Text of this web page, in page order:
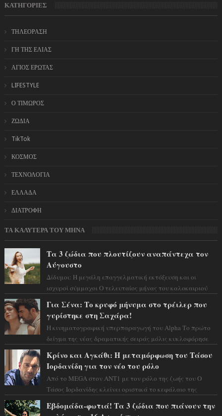
ΚΑΤΗΓΟΡΙΕΣ
ΤΗΛΕΟΡΑΣΗ
ΓΗ ΤΗΣ ΕΛΙΑΣ
ΑΓΙΟΣ ΕΡΩΤΑΣ
LIFESTYLE
Ο ΤΙΜΩΡΟΣ
ΖΩΔΙΑ
TikTok
ΚΟΣΜΟΣ
ΤΕΧΝΟΛΟΓΙΑ
ΕΛΛΑΔΑ
ΔΙΑΤΡΟΦΗ
ΤΑ ΚΑΛΥΤΕΡΑ ΤΟΥ ΜΗΝΑ
Τα 3 ζώδια που πλουτίζουν αναπάντεχα τον
Αύγουστο
Δίδυμοι: Η μεγάλη επαγγελματική εκτόξευση και οι
ισχυροί σύμμαχοι Ο τελευταίος μήνας του καλοκαιριού
Για Σένα: Το κρυφό μήνυμα στο τρέιλερ που
γυρίστηκε στη Σαχάρα!
Η κινηματογραφική υπερπαραγωγή του Alpha Το πρώτο
δείγμα της νέας δραματικής σειράς μόλις κυκλοφόρησε
Κρίνο και Αγκάθι: Η μεταμόρφωση του Τάσου
Ιορδανίδη για τον νέο του ρόλο
Από το MEGA στον ΑΝΤ1 με τον ρόλο της ζωής του Ο
Τάσος Ιορδανίδης κλείνει οριστικά το κεφάλαιο της
Εβδομάδα-φωτιά! Τα 3 ζώδια που πιάνουν την